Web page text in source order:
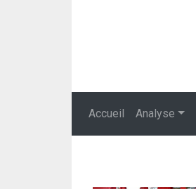
Accueil Analyse